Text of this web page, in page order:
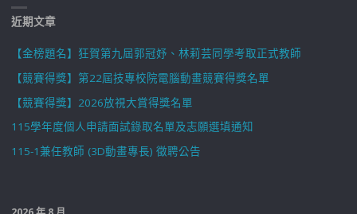
近期文章
【金榜題名】狂賀第九屆郭冠妤、林莉芸同學考取正式教師
【競賽得獎】第22屆技專校院電腦動畫競賽得獎名單
【競賽得獎】2026放視大賞得獎名單
115學年度個人申請面試錄取名單及志願選填通知
115-1兼任教師 (3D動畫專長) 徵聘公告